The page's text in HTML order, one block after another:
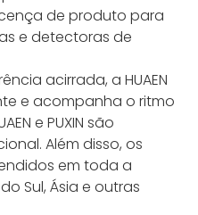
de produto para
e detectoras de
acirrada, a HUAEN
e acompanha o ritmo
e PUXIN são
Além disso, os
em toda a
Sul, Ásia e outras